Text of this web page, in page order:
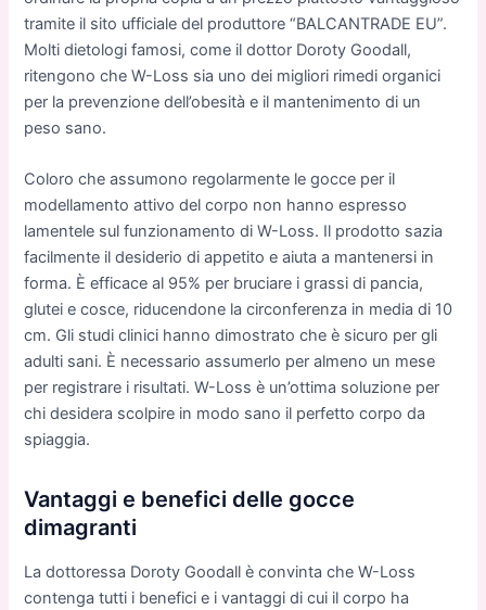
tramite il sito ufficiale del produttore “BALCANTRADE EU”.
Molti dietologi famosi, come il dottor Doroty Goodall,
ritengono che W-Loss sia uno dei migliori rimedi organici
per la prevenzione dell’obesità e il mantenimento di un
peso sano.
Coloro che assumono regolarmente le gocce per il
modellamento attivo del corpo non hanno espresso
lamentele sul funzionamento di W-Loss. Il prodotto sazia
facilmente il desiderio di appetito e aiuta a mantenersi in
forma. È efficace al 95% per bruciare i grassi di pancia,
glutei e cosce, riducendone la circonferenza in media di 10
cm. Gli studi clinici hanno dimostrato che è sicuro per gli
adulti sani. È necessario assumerlo per almeno un mese
per registrare i risultati. W-Loss è un’ottima soluzione per
chi desidera scolpire in modo sano il perfetto corpo da
spiaggia.
Vantaggi e benefici delle gocce
dimagranti
La dottoressa Doroty Goodall è convinta che W-Loss
contenga tutti i benefici e i vantaggi di cui il corpo ha